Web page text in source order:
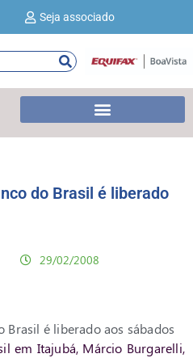
Seja associado
do Brasil é liberado
29/02/2008
Brasil é liberado aos sábados
em Itajubá, Márcio Burgarelli,